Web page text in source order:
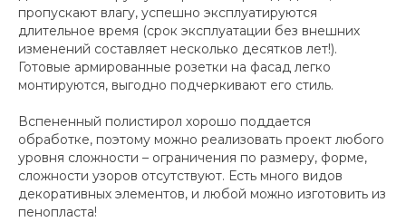
пропускают влагу, успешно эксплуатируются
длительное время (срок эксплуатации без внешних
изменений составляет несколько десятков лет!).
Готовые армированные розетки на фасад легко
монтируются, выгодно подчеркивают его стиль.
Вспененный полистирол хорошо поддается
обработке, поэтому можно реализовать проект любого
уровня сложности – ограничения по размеру, форме,
сложности узоров отсутствуют. Есть много видов
декоративных элементов, и любой можно изготовить из
пенопласта!